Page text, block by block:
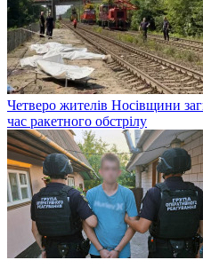
Четверо жителів Носівщини
час ракетного обстрілу